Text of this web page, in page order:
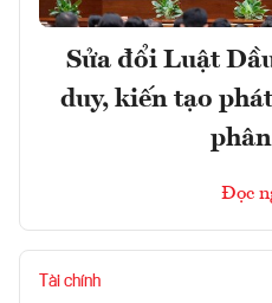
Sửa đổi Luật
duy, kiến tạo
Đọc
Tài chính